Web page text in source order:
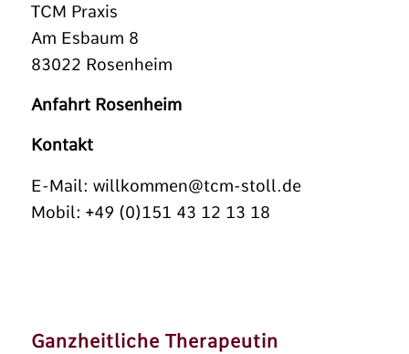
TCM Praxis
Am Esbaum 8
83022 Rosenheim
Anfahrt Rosenheim
Kontakt
E-Mail: willkommen@tcm-stoll.de
Mobil: +49 (0)151 43 12 13 18
Ganzheitliche Therapeutin